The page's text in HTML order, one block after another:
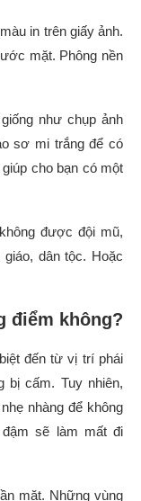
in trên giấy ảnh.
mặt. Phông nền
như chụp ảnh
sơ mi trắng để có
cho bạn có một
được đội mũ,
dân tộc. Hoặc
điểm không?
đến từ vị trí phái
bị cấm. Tuy nhiên,
nhàng để không
sẽ làm mất đi
mặt. Những vùng